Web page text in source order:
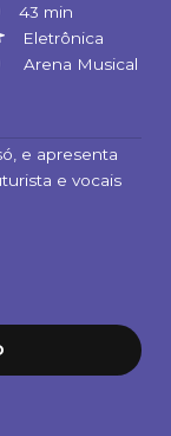
43 min
Eletrônica
Arena Musical
e apresenta
e vocais